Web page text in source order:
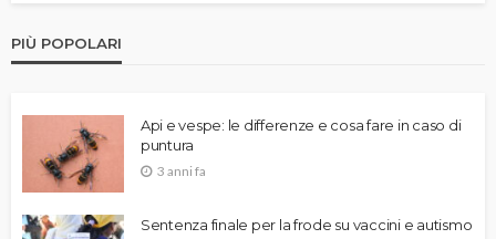
PIÙ POPOLARI
Api e vespe: le differenze e cosa fare in caso di
puntura
3 anni fa
Sentenza finale per la frode su vaccini e autismo